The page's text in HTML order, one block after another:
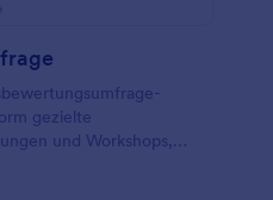
gezielte
und Workshops,
durch einfache